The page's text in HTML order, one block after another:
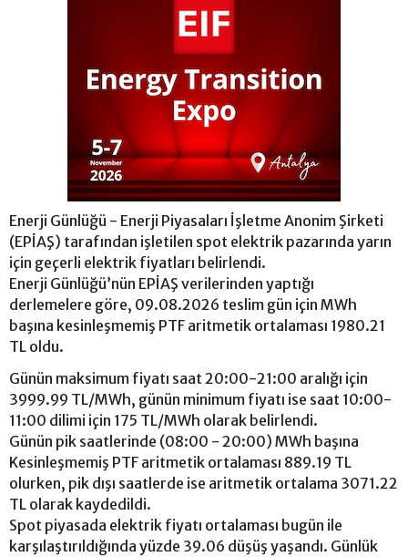
Enerji Günlüğü - Enerji Piyasaları İşletme Anonim Şirketi
(EPİAŞ) tarafından işletilen spot elektrik pazarında yarın
için geçerli elektrik fiyatları belirlendi.
Enerji Günlüğü’nün EPİAŞ verilerinden yaptığı
derlemelere göre, 09.08.2026 teslim gün için MWh
başına kesinleşmemiş PTF aritmetik ortalaması 1980.21
TL oldu.
Günün maksimum fiyatı saat 20:00-21:00 aralığı için
3999.99 TL/MWh, günün minimum fiyatı ise saat 10:00-
11:00 dilimi için 175 TL/MWh olarak belirlendi.
Günün pik saatlerinde (08:00 - 20:00) MWh başına
Kesinleşmemiş PTF aritmetik ortalaması 889.19 TL
olurken, pik dışı saatlerde ise aritmetik ortalama 3071.22
TL olarak kaydedildi.
Spot piyasada elektrik fiyatı ortalaması bugün ile
karşılaştırıldığında yüzde 39.06 düşüş yaşandı. Günlük